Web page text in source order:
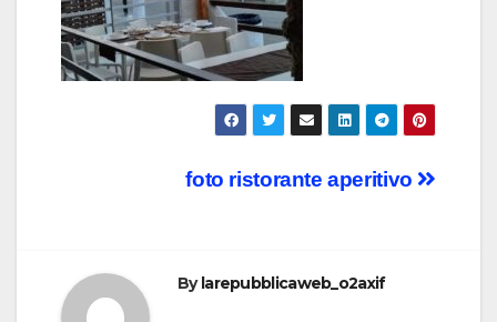
foto ristorante aperitivo
By larepubblicaweb_o2axif